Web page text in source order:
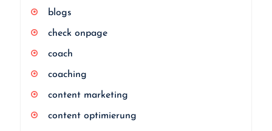
blogs
check onpage
coach
coaching
content marketing
content optimierung